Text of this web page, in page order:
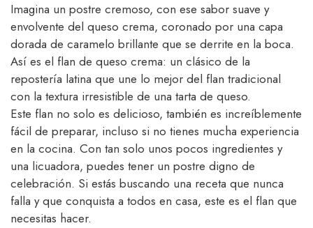
Imagina un postre cremoso, con ese sabor suave y
envolvente del queso crema, coronado por una capa
dorada de caramelo brillante que se derrite en la boca.
Así es el flan de queso crema: un clásico de la
repostería latina que une lo mejor del flan tradicional
con la textura irresistible de una tarta de queso.
Este flan no solo es delicioso, también es increíblemente
fácil de preparar, incluso si no tienes mucha experiencia
en la cocina. Con tan solo unos pocos ingredientes y
una licuadora, puedes tener un postre digno de
celebración. Si estás buscando una receta que nunca
falla y que conquista a todos en casa, este es el flan que
necesitas hacer.